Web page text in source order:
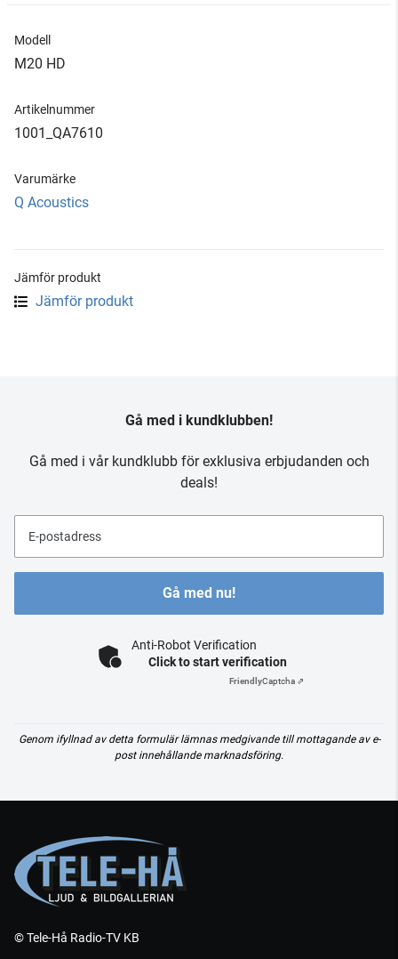
Modell
M20 HD
Artikelnummer
1001_QA7610
Varumärke
Q Acoustics
Jämför produkt
Jämför produkt
Gå med i kundklubben!
Gå med i vår kundklubb för exklusiva erbjudanden och
deals!
E-postadress
Gå med nu!
Anti-Robot Verification
Click to start verification
FriendlyCaptcha ⇗
Genom ifyllnad av detta formulär lämnas medgivande till mottagande av e-
post innehållande marknadsföring.
© Tele-Hå Radio-TV KB